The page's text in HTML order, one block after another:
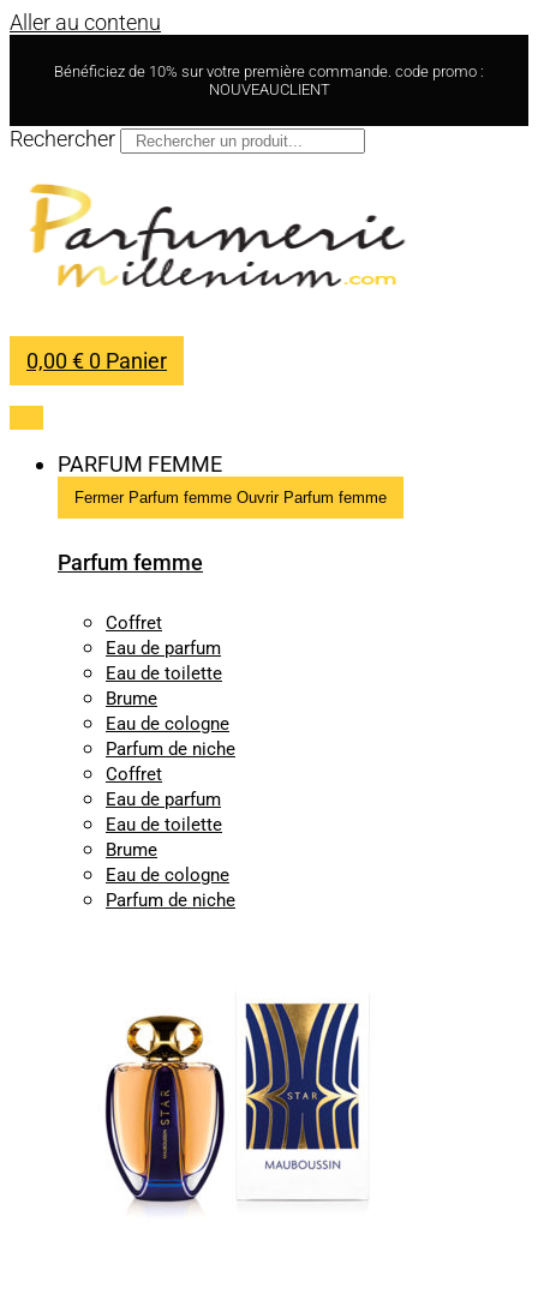
Aller au contenu
Bénéficiez de 10% sur votre première commande. code promo :
NOUVEAUCLIENT
Rechercher
0,00€ 0 Panier
PARFUM FEMME
Fermer Parfum femme Ouvrir Parfum femme
Parfum femme
Coffret
Eau de parfum
Eau de toilette
Brume
Eau de cologne
Parfum de niche
Coffret
Eau de parfum
Eau de toilette
Brume
Eau de cologne
Parfum de niche